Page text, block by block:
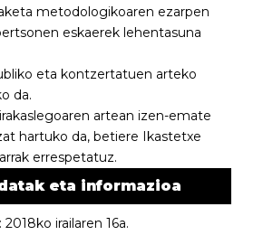
metodologikoaren ezarpen
eskaerek lehentasuna
eta kontzertatuen arteko
da.
artean izen-emate
hartuko da, betiere Ikastetxe
errespetatuz.
eta informazioa
irailaren 16a.